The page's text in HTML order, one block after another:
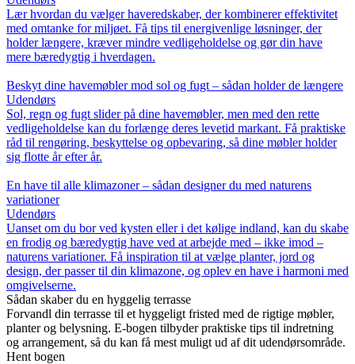
Lær hvordan du vælger haveredskaber, der kombinerer effektivitet
med omtanke for miljøet. Få tips til energivenlige løsninger, der
holder længere, kræver mindre vedligeholdelse og gør din have
mere bæredygtig i hverdagen.
Beskyt dine havemøbler mod sol og fugt – sådan holder de længere
Udendørs
Sol, regn og fugt slider på dine havemøbler, men med den rette
vedligeholdelse kan du forlænge deres levetid markant. Få praktiske
råd til rengøring, beskyttelse og opbevaring, så dine møbler holder
sig flotte år efter år.
En have til alle klimazoner – sådan designer du med naturens
variationer
Udendørs
Uanset om du bor ved kysten eller i det kølige indland, kan du skabe
en frodig og bæredygtig have ved at arbejde med – ikke imod –
naturens variationer. Få inspiration til at vælge planter, jord og
design, der passer til din klimazone, og oplev en have i harmoni med
omgivelserne.
Sådan skaber du en hyggelig terrasse
Forvandl din terrasse til et hyggeligt fristed med de rigtige møbler,
planter og belysning. E-bogen tilbyder praktiske tips til indretning
og arrangement, så du kan få mest muligt ud af dit udendørsområde.
Hent bogen